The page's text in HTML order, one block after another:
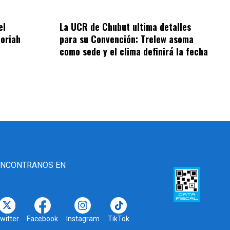
La UCR de Chubut ultima detalles
para su Convención: Trelew asoma
como sede y el clima definirá la fecha
EN
Facebook Instagram TikTok